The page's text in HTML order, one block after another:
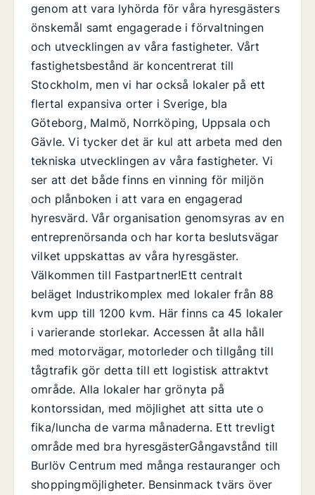
genom att vara lyhörda för våra hyresgästers
önskemål samt engagerade i förvaltningen
och utvecklingen av våra fastigheter. Vårt
fastighetsbestånd är koncentrerat till
Stockholm, men vi har också lokaler på ett
flertal expansiva orter i Sverige, bla
Göteborg, Malmö, Norrköping, Uppsala och
Gävle. Vi tycker det är kul att arbeta med den
tekniska utvecklingen av våra fastigheter. Vi
ser att det både finns en vinning för miljön
och plånboken i att vara en engagerad
hyresvärd. Vår organisation genomsyras av en
entreprenörsanda och har korta beslutsvägar
vilket uppskattas av våra hyresgäster.
Välkommen till Fastpartner!Ett centralt
beläget Industrikomplex med lokaler från 88
kvm upp till 1200 kvm. Här finns ca 45 lokaler
i varierande storlekar. Accessen åt alla håll
med motorvägar, motorleder och tillgång till
tågtrafik gör detta till ett logistisk attraktvt
område. Alla lokaler har grönyta på
kontorssidan, med möjlighet att sitta ute o
fika/luncha de varma månaderna. Ett trevligt
område med bra hyresgästerGångavstånd till
Burlöv Centrum med många restauranger och
shoppingmöjligheter. Bensinmack tvärs över